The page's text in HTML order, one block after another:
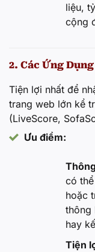
liệu,
cộng
2. Các Ứng
Tiện lợi nhất để
trang web lớn kể
(LiveScore,
Ưu điểm:
có
hoặc
thông
hay
Tiện